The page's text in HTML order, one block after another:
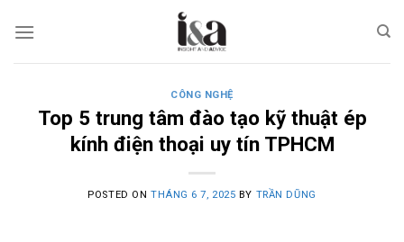
CÔNG NGHỆ
Top 5 trung tâm đào tạo kỹ thuật ép
kính điện thoại uy tín TPHCM
POSTED ON THÁNG 6 7, 2025 BY TRẦN DŨNG